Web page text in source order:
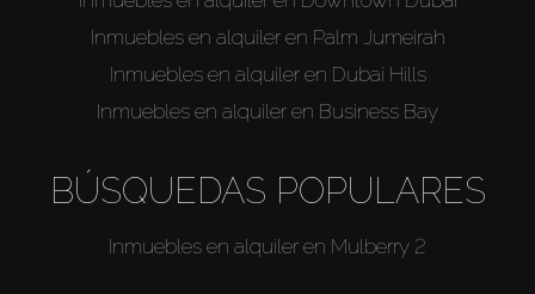
Inmuebles en alquiler en Palm Jumeirah
Inmuebles en alquiler en Dubai Hills
Inmuebles en alquiler en Business Bay
BÚSQUEDAS POPULARES
Inmuebles en alquiler en Mulberry 2